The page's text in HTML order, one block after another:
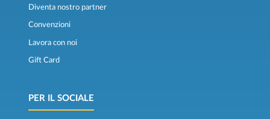
Diventa nostro partner
Convenzioni
Lavora con noi
Gift Card
PER IL SOCIALE